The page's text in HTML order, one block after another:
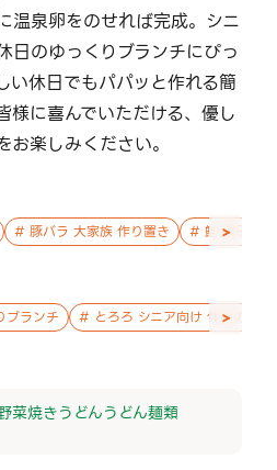
温泉卵をのせれば完成。シニ
日のゆっくりブランチにぴっ
い休日でもパパッと作れる簡
様に喜んでいただける、優し
楽しみください。
# 豚バラ 大家族 作り置き # 鮭 親子 作
>
ブランチ # とろろ シニア向け 休日のゆ
>
菜焼きうどんうどん麺類